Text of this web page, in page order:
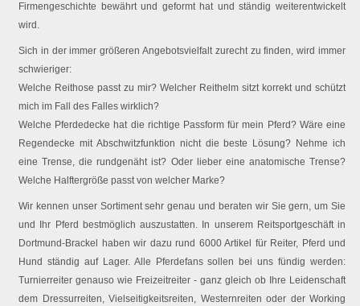
Firmengeschichte bewährt und geformt hat und ständig weiterentwickelt
wird.
Sich in der immer größeren Angebotsvielfalt zurecht zu finden, wird immer
schwieriger:
Welche Reithose passt zu mir? Welcher Reithelm sitzt korrekt und schützt
mich im Fall des Falles wirklich?
Welche Pferdedecke hat die richtige Passform für mein Pferd? Wäre eine
Regendecke mit Abschwitzfunktion nicht die beste Lösung? Nehme ich
eine Trense, die rundgenäht ist? Oder lieber eine anatomische Trense?
Welche Halftergröße passt von welcher Marke?
Wir kennen unser Sortiment sehr genau und beraten wir Sie gern, um Sie
und Ihr Pferd bestmöglich auszustatten. In unserem Reitsportgeschäft in
Dortmund-Brackel haben wir dazu rund 6000 Artikel für Reiter, Pferd und
Hund ständig auf Lager. Alle Pferdefans sollen bei uns fündig werden:
Turnierreiter genauso wie Freizeitreiter - ganz gleich ob Ihre Leidenschaft
dem Dressurreiten, Vielseitigkeitsreiten, Westernreiten oder der Working